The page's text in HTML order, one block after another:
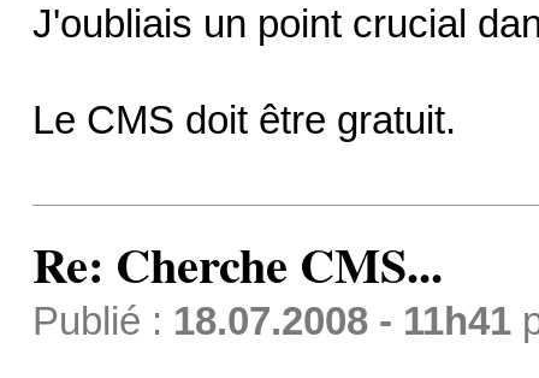
J'oubliais un point crucial
Le CMS doit être gratuit.
Re: Cherche CMS...
Publié : 18.07.2008 - 11h41